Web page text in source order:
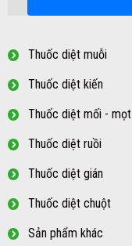
Thuốc diệt muỗi
Thuốc diệt kiến
Thuốc diệt mối - mọt
Thuốc diệt ruồi
Thuốc diệt gián
Thuốc diệt chuột
Sản phẩm khác